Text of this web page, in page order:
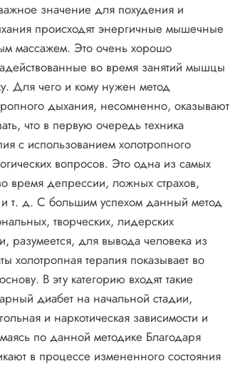
значение для похудения и
происходят энергичные мышечные
массажем. Это очень хорошо
во время занятий мышцы
Для чего и кому нужен метод
дыхания, несомненно, оказывают
что в первую очередь техника
с использованием холотропного
вопросов. Это одна из самых
время депрессии, ложных страхов,
и т. д. С большим успехом данный метод
творческих, лидерских
разумеется, для вывода человека из
холотропная терапия показывает во
В эту категорию входят такие
диабет на начальной стадии,
и наркотическая зависимости и
по данной методике Благодаря
в процессе измененного состояния